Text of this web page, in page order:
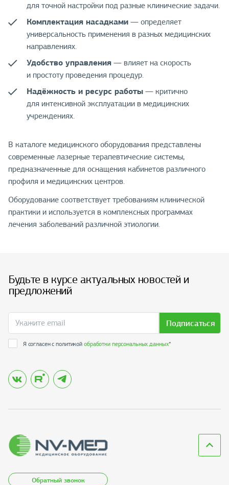
для точной настройки под разные клинические задачи.
Комплектация насадками — определяет
универсальность применения в разных медицинских
направлениях.
Удобство управления — влияет на скорость
и простоту проведения процедур.
Надёжность и ресурс работы — критично
для интенсивной эксплуатации в медицинских
учреждениях.
В каталоге медицинского оборудования представлены
современные лазерные терапевтические системы,
предназначенные для оснащения кабинетов различного
профиля и медицинских центров.
Оборудование соответствует требованиям клинической
практики и используется в комплексных программах
лечения заболеваний различной этиологии.
Будьте в курсе актуальных новостей и
предложений
Подписаться
Я согласен с политикойобработки персональных данных*
Обратный звонок